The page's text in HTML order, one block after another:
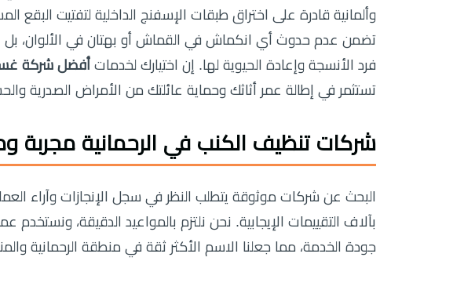
وألمانية قادرة على اختراق طبقات الإسفنج الداخلية لتفتيت البقع
تضمن عدم حدوث أي انكماش في القماش أو بهتان في الألوان، بل
فرد الأنسجة وإعادة الحيوية لها. إن اختيارك لخدمات أفضل شركة
تستثمر في إطالة عمر أثاثك وحماية عائلتك من الأمراض الصدرية
شركات تنظيف الكنب في الرحمانية مجربة
البحث عن شركات موثوقة يتطلب النظر في سجل الإنجازات وآراء
بآلاف التقييمات الإيجابية. نحن نلتزم بالمواعيد الدقيقة،
جودة الخدمة، مما جعلنا الاسم الأكثر ثقة في منطقة الرحمانية